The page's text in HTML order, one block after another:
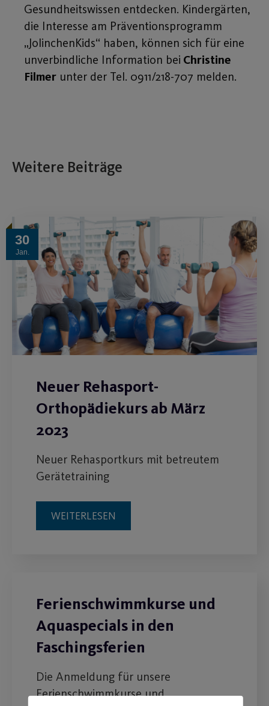
Gesundheitswissen entdecken. Kindergärten,
die Interesse am Präventionsprogramm
„JolinchenKids“ haben, können sich für eine
unverbindliche Information bei Christine
Filmer unter der Tel. 0911/218-707 melden.
Weitere Beiträge
30
Jan.
Neuer Rehasport-
Orthopädiekurs ab März
2023
Neuer Rehasportkurs mit betreutem
Gerätetraining
WEITERLESEN
Ferienschwimmkurse und
Aquaspecials in den
Faschingsferien
Die Anmeldung für unsere
Ferienschwimmkurse und